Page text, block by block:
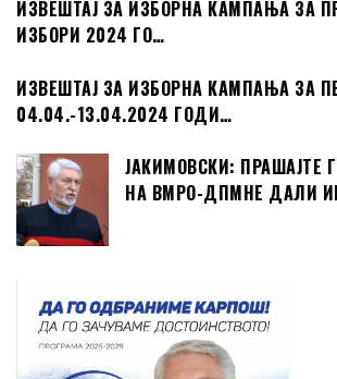
ИЗВЕШТАЈ ЗА ИЗБОРНА КАМПАЊА ЗА
ИЗБОРИ 2024 ГО…
ИЗВЕШТАЈ ЗА ИЗБОРНА КАМПАЊА ЗА
04.04.-13.04.2024 ГОДИ…
ЈАКИМОВСКИ: ПРАШАЈТЕ
НА ВМРО-ДПМНЕ ДАЛИ